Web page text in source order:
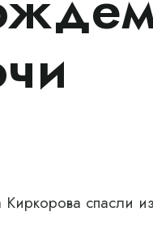
спасли